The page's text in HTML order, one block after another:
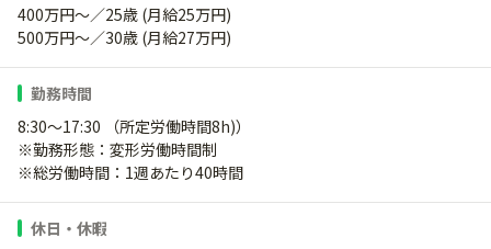
400万円～／25歳 (月給25万円)
500万円～／30歳 (月給27万円)
勤務時間
8:30～17:30 （所定労働時間8h)）
※勤務形態：変形労働時間制
※総労働時間：1週あたり40時間
休日・休暇